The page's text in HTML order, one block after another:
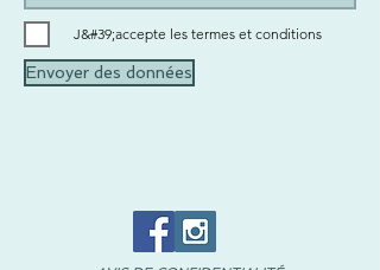
J&#39;accepte les termes et conditions
Envoyer des données